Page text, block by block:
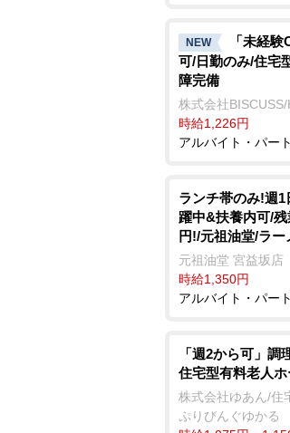
NEW
「未経
可/日勤のみ/住宅
障完備
株式会社
時給1,226円
アルバイト・パー
ランチ帯のみ!週
躍中&扶養内可/
円!/元祖油堂/ラ
元祖油堂 宮益坂店
時給1,350円
アルバイト・パー
「週2から可」
住宅型有料老人ホ
株式会社ゆあん/住
ぷりびんぐゆかる